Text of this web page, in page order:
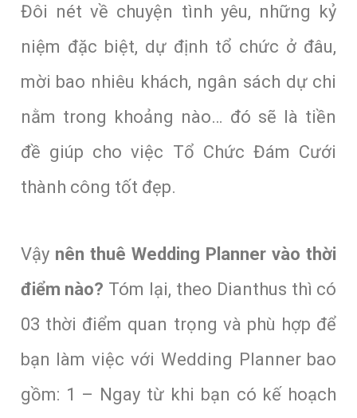
Đôi nét về chuyện tình yêu, những kỷ
niệm đặc biệt, dự định tổ chức ở đâu,
mời bao nhiêu khách, ngân sách dự chi
nằm trong khoảng nào… đó sẽ là tiền
đề giúp cho việc Tổ Chức Đám Cưới
thành công tốt đẹp.
Vậy nên thuê Wedding Planner vào thời
điểm nào? Tóm lại, theo Dianthus thì có
03 thời điểm quan trọng và phù hợp để
bạn làm việc với Wedding Planner bao
gồm: 1 – Ngay từ khi bạn có kế hoạch